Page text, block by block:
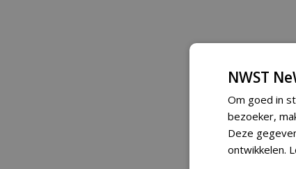
NWST
Om goed in
bezoeker,
Deze
ontwikkelen.